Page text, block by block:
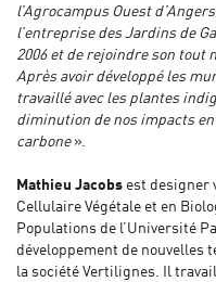
l’Agrocampus Ouest
l’entreprise des Jardins de
2006 et de rejoindre son tout
Après avoir développé les
travaillé avec les plantes
diminution de nos impacts
carbone».
Mathieu Jacobs est designer
Cellulaire Végétale et en
Populations de l’Université
développement de nouvelles
la société Vertilignes. Il